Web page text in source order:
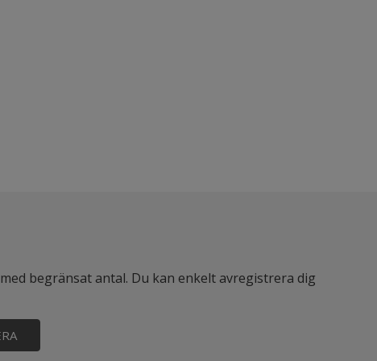
begränsat antal. Du kan enkelt avregistrera dig